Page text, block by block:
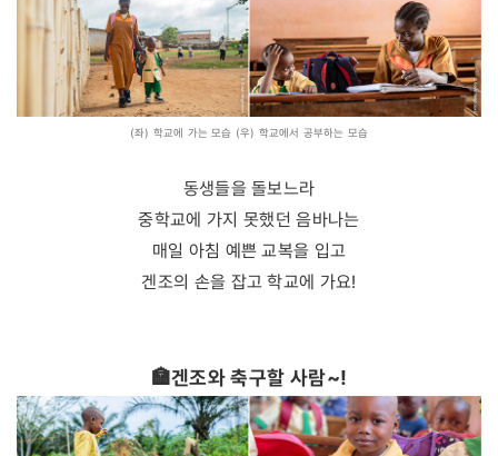
(좌) 학교에 가는 모습 (우) 학교에서 공부하는 모습
동생들을 돌보느라
중학교에 가지 못했던 음바나는
매일 아침 예쁜 교복을 입고
겐조의 손을 잡고 학교에 가요!
🏣겐조와 축구할 사람~!